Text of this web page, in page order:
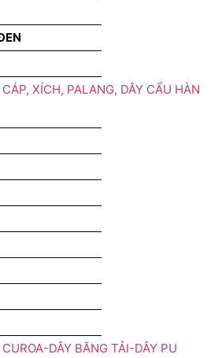
XÍCH, PALANG, DÂY CẨU HÀN
DÂY BĂNG TẢI-DÂY PU